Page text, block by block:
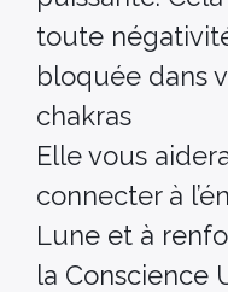
toute
bloquée dans
chakras
Elle vous
connecter à
Lune et à
la Conscience